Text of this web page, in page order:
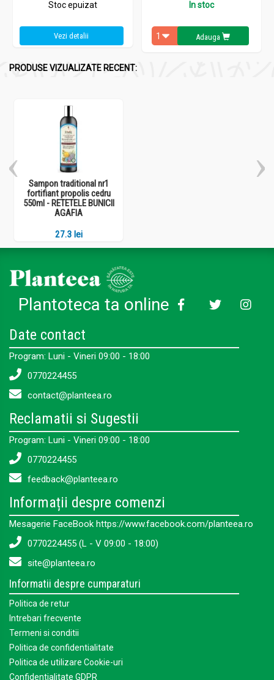
Stoc epuizat
Vezi detalii
In stoc
Adauga
PRODUSE VIZUALIZATE RECENT:
Sampon traditional nr1
fortifiant propolis cedru
550ml - RETETELE BUNICII
AGAFIA
27.3 lei
Plantoteca ta online
Date contact
Program: Luni - Vineri 09:00 - 18:00
0770224455
contact@planteea.ro
Reclamatii si Sugestii
Program: Luni - Vineri 09:00 - 18:00
0770224455
feedback@planteea.ro
Informații despre comenzi
Mesagerie FaceBook https://www.facebook.com/planteea.ro
0770224455 (L - V 09:00 - 18:00)
site@planteea.ro
Informatii despre cumparaturi
Politica de retur
Intrebari frecvente
Termeni si conditii
Politica de confidentialitate
Politica de utilizare Cookie-uri
Confidentialitate GDPR